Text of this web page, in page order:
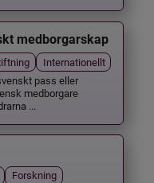
medborgarskap
Internationellt
pass eller
medborgare
...
Forskning